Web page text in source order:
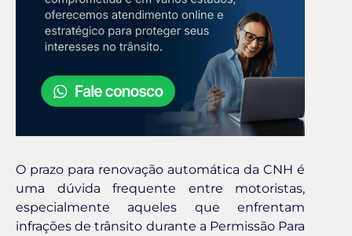
O prazo para renovação automática da CNH é
uma dúvida frequente entre motoristas,
especialmente aqueles que enfrentam
infrações de trânsito durante a Permissão Para